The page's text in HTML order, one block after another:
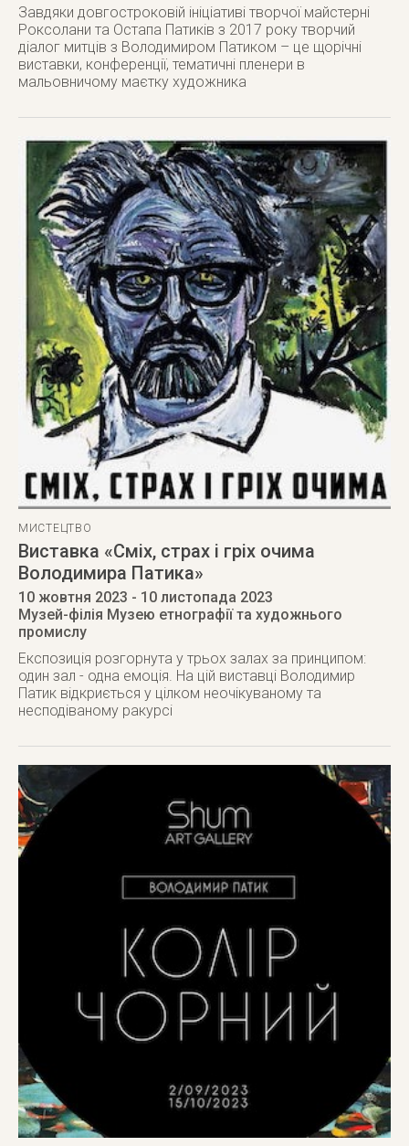
Завдяки довгостроковій ініціативі творчої майстерні
Роксолани та Остапа Патиків з 2017 року творчий
діалог митців з Володимиром Патиком – це щорічні
виставки, конференції, тематичні пленери в
мальовничому маєтку художника
МИСТЕЦТВО
Виставка «Сміх, страх і гріх очима
Володимира Патика»
10 жовтня 2023 - 10 листопада 2023
Музей-філія Музею етнографії та художнього
промислу
Експозиція розгорнута у трьох залах за принципом:
один зал - одна емоція. На цій виставці Володимир
Патик відкриється у цілком неочікуваному та
несподіваному ракурсі